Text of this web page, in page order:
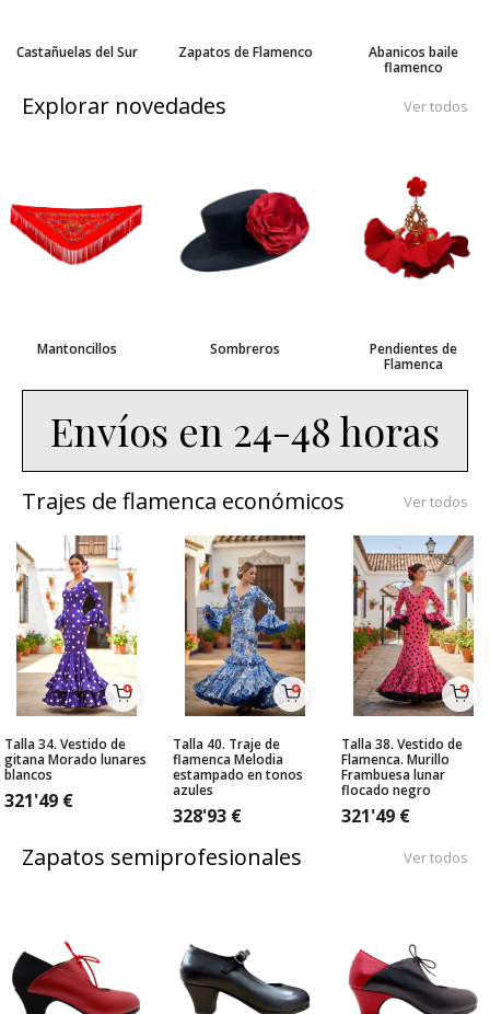
Castañuelas del Sur Zapatos de Flamenco
Abanicos baile
flamenco
Explorar novedades Ver todos
Mantoncillos Sombreros
Pendientes de
Flamenca
Envíos en 24-48 horas
Trajes de flamenca económicos Ver todos
Talla 34. Vestido de
gitana Morado lunares
blancos
321'49 €
Talla 40. Traje de
flamenca Melodia
estampado en tonos
azules
328'93 €
Talla 38. Vestido de
Flamenca. Murillo
Frambuesa lunar
flocado negro
321'49 €
Zapatos semiprofesionales Ver todos